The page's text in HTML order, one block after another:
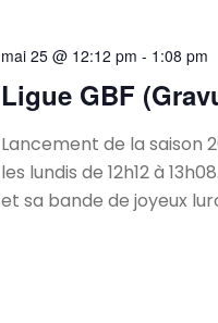
Ligue GBF
mai 25 @ 12:12 pm - 1:08 pm
Lancement de la saison
les lundis de 12h12 à
et sa bande de joyeux